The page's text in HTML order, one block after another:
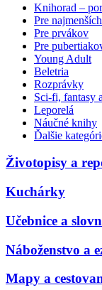
Knihorad –
Pre najmenších
Pre prvákov
Pre
Young Adult
Beletria
Rozprávky
Sci-fi, fantasy
Leporelá
Náučné knihy
Ďalšie
Životopisy a
Kuchárky
Učebnice a
Náboženstvo a
Mapy a